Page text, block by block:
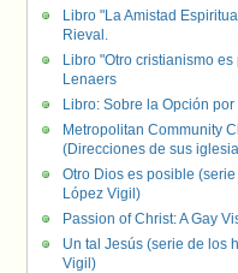
Libro "La Amistad
Rieval.
Libro "Otro cristianismo
Lenaers
Libro: Sobre la Opción
Metropolitan Community
(Direcciones de sus
Otro Dios es posible
López Vigil)
Passion of Christ: A Gay
Un tal Jesús (serie de los
Vigil)